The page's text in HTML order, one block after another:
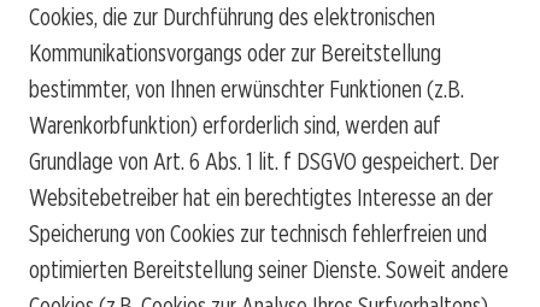
Cookies, die zur Durchführung des elektronischen
Kommunikationsvorgangs oder zur Bereitstellung
bestimmter, von Ihnen erwünschter Funktionen (z.B.
Warenkorbfunktion) erforderlich sind, werden auf
Grundlage von Art. 6 Abs. 1 lit. f DSGVO gespeichert. Der
Websitebetreiber hat ein berechtigtes Interesse an der
Speicherung von Cookies zur technisch fehlerfreien und
optimierten Bereitstellung seiner Dienste. Soweit andere